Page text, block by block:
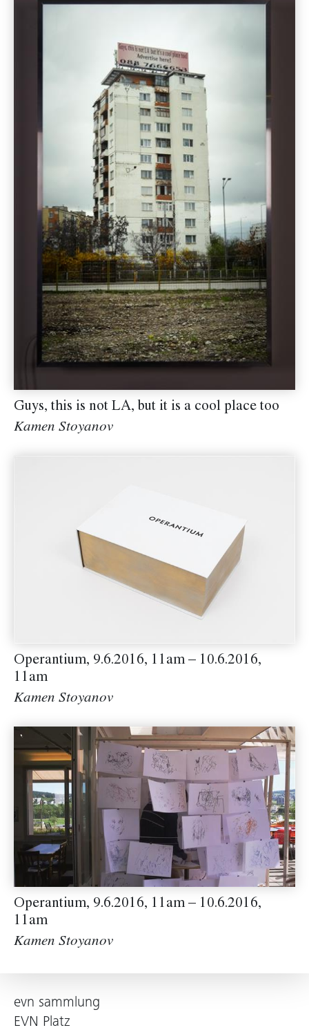
Guys, this is not LA, but it is a cool place too
Kamen Stoyanov
Operantium, 9.6.2016, 11am – 10.6.2016,
11am
Kamen Stoyanov
Operantium, 9.6.2016, 11am – 10.6.2016,
11am
Kamen Stoyanov
evn sammlung
EVN Platz